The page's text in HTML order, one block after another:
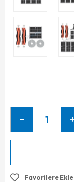
Favorilere Ekle